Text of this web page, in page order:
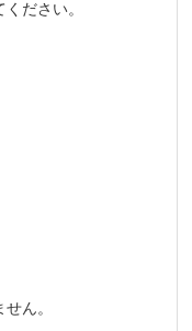
ださい。
ん。